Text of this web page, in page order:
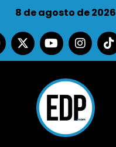
8 de agosto de 2026